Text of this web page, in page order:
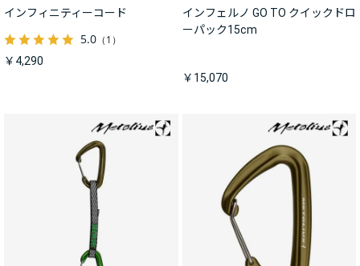
インフィニティーコード
5.0 （1）
￥4,290
インフェルノ GO TO クイックドロ
ーパック15cm
￥15,070